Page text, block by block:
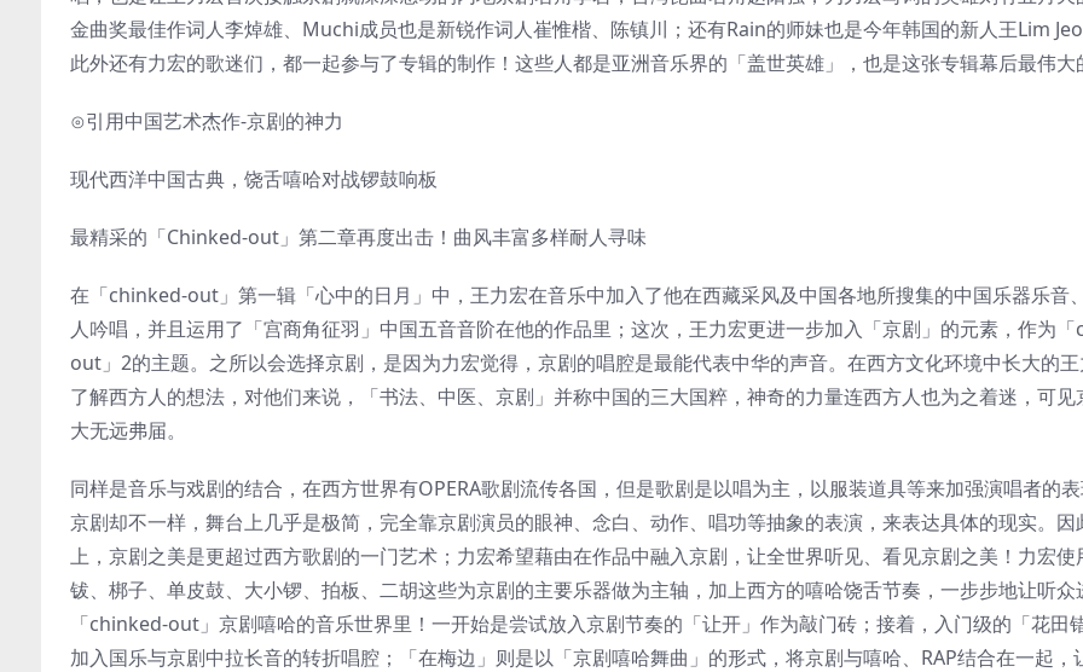
金曲奖最佳作词人李焯雄、Muchi成员也是新锐作词人崔惟楷、陈镇川；还有Rain的师妹也是今年韩国的新人王Lim
此外还有力宏的歌迷们，都一起参与了专辑的制作！这些人都是亚洲音乐界的「盖世英雄」，也是这张专辑幕后最伟大
⊙引用中国艺术杰作-京剧的神力
现代西洋中国古典，饶舌嘻哈对战锣鼓响板
最精采的「Chinked-out」第二章再度出击！曲风丰富多样耐人寻味
在「chinked-out」第一辑「心中的日月」中，王力宏在音乐中加入了他在西藏采风及中国各地所搜集的中国乐器乐音
人吟唱，并且运用了「宫商角征羽」中国五音音阶在他的作品里；这次，王力宏更进一步加入「京剧」的元素，作为
out」2的主题。之所以会选择京剧，是因为力宏觉得，京剧的唱腔是最能代表中华的声音。在西方文化环境中长大的
了解西方人的想法，对他们来说，「书法、中医、京剧」并称中国的三大国粹，神奇的力量连西方人也为之着迷，可见
大无远弗届。
同样是音乐与戏剧的结合，在西方世界有OPERA歌剧流传各国，但是歌剧是以唱为主，以服装道具等来加强演唱者的
京剧却不一样，舞台上几乎是极简，完全靠京剧演员的眼神、念白、动作、唱功等抽象的表演，来表达具体的现实。因
上，京剧之美是更超过西方歌剧的一门艺术；力宏希望藉由在作品中融入京剧，让全世界听见、看见京剧之美！力宏使
钹、梆子、单皮鼓、大小锣、拍板、二胡这些为京剧的主要乐器做为主轴，加上西方的嘻哈饶舌节奏，一步步地让听众
「chinked-out」京剧嘻哈的音乐世界里！一开始是尝试放入京剧节奏的「让开」作为敲门砖；接着，入门级的「花田
加入国乐与京剧中拉长音的转折唱腔；「在梅边」则是以「京剧嘻哈舞曲」的形式，将京剧与嘻哈、RAP结合在一起，